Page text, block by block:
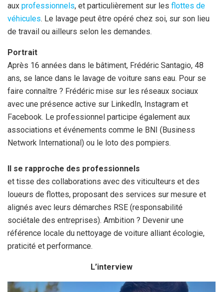
aux professionnels, et particulièrement sur les flottes de
véhicules. Le lavage peut être opéré chez soi, sur son lieu
de travail ou ailleurs selon les demandes.
Portrait
Après 16 années dans le bâtiment, Frédéric Santagio, 48
ans, se lance dans le lavage de voiture sans eau. Pour se
faire connaître ? Frédéric mise sur les réseaux sociaux
avec une présence active sur LinkedIn, Instagram et
Facebook. Le professionnel participe également aux
associations et événements comme le BNI (Business
Network International) ou le loto des pompiers.
Il se rapproche des professionnels
et tisse des collaborations avec des viticulteurs et des
loueurs de flottes, proposant des services sur mesure et
alignés avec leurs démarches RSE (responsabilité
sociétale des entreprises). Ambition ? Devenir une
référence locale du nettoyage de voiture alliant écologie,
praticité et performance.
L’interview